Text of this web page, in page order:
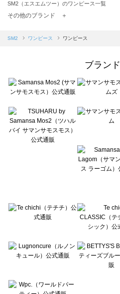
SM2（エスエムツー）のワンピース一覧
TSUHARU by Samansa Mos2（ツハルバイ
Samansa Mos2 blue（サマンサモスモス ブル
sō4ū（ソウフォーユー）のワンピース一覧
Te chichi（テチチ）のワンピース一覧
Te chichi CLASSIC（テチチ クラシック）の
Lugnoncure（ルノンキュール）のワンピース
BETTY'S BLUE（べティーズブルー）のワン
Wpc.（ワールドパーティー）のワンピース一
その他のブランド ＋
SM2 ワンピース ワンピース
ブラン